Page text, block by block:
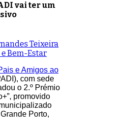
vai ter um
Teixeira
e Bem-Estar
e Amigos ao
com sede
o 2.º Prémio
promovido
Porto,